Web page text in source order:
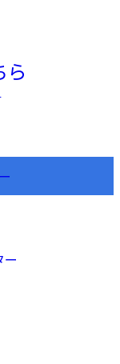
ら
ー